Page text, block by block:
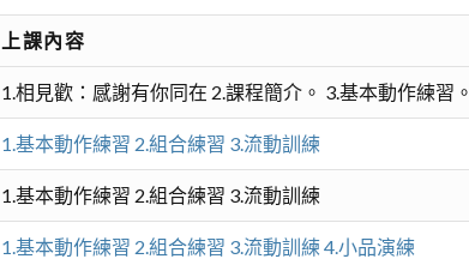
上課內容
1.相見歡：感謝有你同在 2.課程簡介。 3.基本動作練習。
1.基本動作練習 2.組合練習 3.流動訓練
1.基本動作練習 2.組合練習 3.流動訓練
1.基本動作練習 2.組合練習 3.流動訓練 4.小品演練